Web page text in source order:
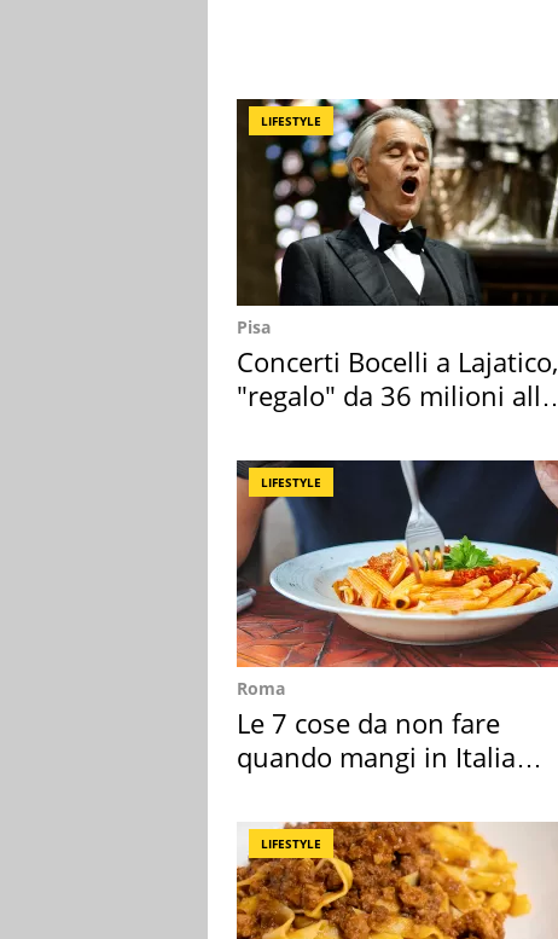
LIFESTYLE
Pisa
Concerti Bocelli a Lajatico,
"regalo" da 36 milioni alla
LIFESTYLE
Roma
Le 7 cose da non fare
quando mangi in Italia
LIFESTYLE